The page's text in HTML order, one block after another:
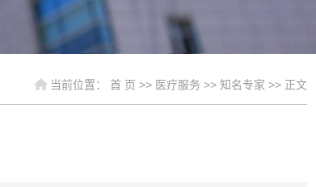
当前位置： 首 页 >> 医疗服务 >> 知名专家 >> 正文